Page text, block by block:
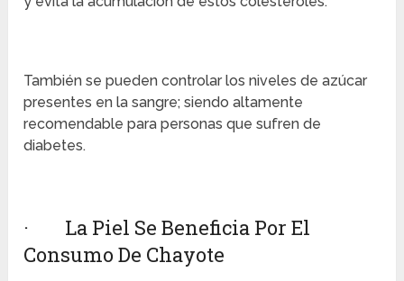
También se pueden controlar los niveles de azúcar
presentes en la sangre; siendo altamente
recomendable para personas que sufren de
diabetes.
· La Piel Se Beneficia Por El
Consumo De Chayote